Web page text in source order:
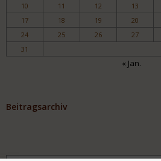
10
11 12 13
17
18 19 20
24
25 26 27
31
« Jan.
Beitragsarchiv
Archiv